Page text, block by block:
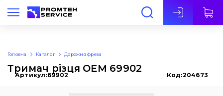
Укр
Головна Каталог Дорожня фреза
Тримач різця OEM 69902
Артикул:69902 Код:204673